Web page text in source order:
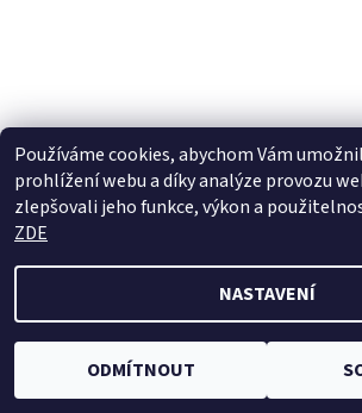
Jak používáme COOKIES |
2026 © ZOOdum.cz, všechna práva
Vytvořil Shoptet
Používáme cookies, abychom Vám
prohlížení webu a díky analýze provozu
zlepšovali jeho funkce, výkon a
ZDE
NASTAVENÍ
ODMÍTNOUT